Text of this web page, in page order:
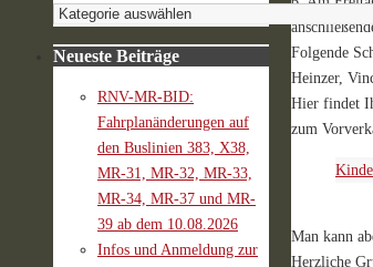
Folgende
Heinzer,
Hier findet
zum
Man kann
Herzliche
Neueste Beiträge
RNV-MR-BID:
Fahrplanänderungen auf
den Buslinien 383, X38,
MR-31, MR-32, MR-33,
MR-34, MR-37 und MR-
39 ab dem 10.08.2026
Infos und Anmeldung zur